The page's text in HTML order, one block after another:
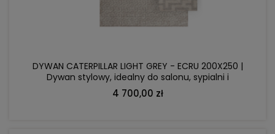
DYWAN CATERPILLAR LIGHT GREY - ECRU 200X250 |
Dywan stylowy, idealny do salonu, sypialni i
gabinetu
4 700,00 zł